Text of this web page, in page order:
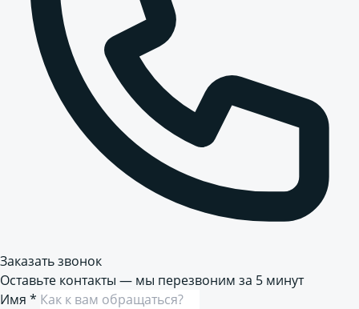
Заказать звонок
Оставьте контакты — мы перезвоним за 5 минут
Имя *